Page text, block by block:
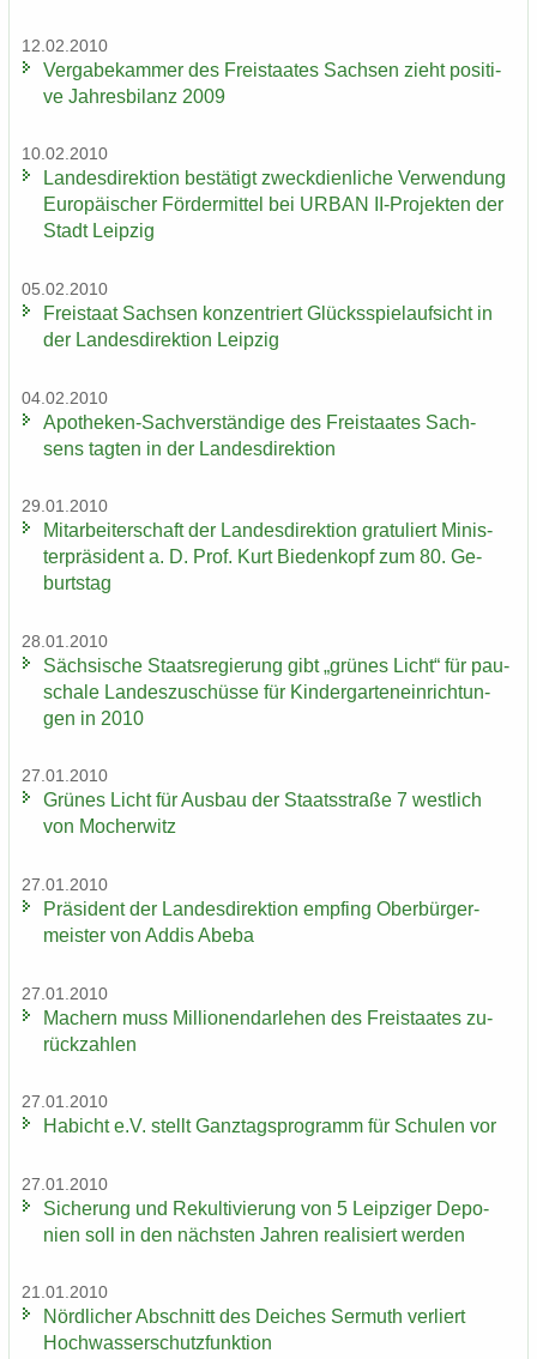
12.02.2010
Ver­ga­be­kam­mer des Frei­staa­tes Sach­sen zieht po­si­ti­
ve Jah­res­bi­lanz 2009
10.02.2010
Lan­des­di­rek­ti­on be­stä­tigt zweck­dien­li­che Ver­wen­dung
Eu­ro­päi­scher För­der­mit­tel bei URBAN II-​Projekten der
Stadt Leip­zig
05.02.2010
Frei­staat Sach­sen kon­zen­triert Glücks­spiel­auf­sicht in
der Lan­des­di­rek­ti­on Leip­zig
04.02.2010
Apotheken-​Sachverständige des Frei­staa­tes Sach­
sens tag­ten in der Lan­des­di­rek­ti­on
29.01.2010
Mit­ar­bei­ter­schaft der Lan­des­di­rek­ti­on gra­tu­liert Mi­nis­
ter­prä­si­dent a. D. Prof. Kurt Bie­den­kopf zum 80. Ge­
burts­tag
28.01.2010
Säch­si­sche Staats­re­gie­rung gibt „grü­nes Licht“ für pau­
scha­le Lan­des­zu­schüs­se für Kin­der­gar­ten­ein­rich­tun­
gen in 2010
27.01.2010
Grü­nes Licht für Aus­bau der Staats­stra­ße 7 west­lich
von Mo­cher­witz
27.01.2010
Prä­si­dent der Lan­des­di­rek­ti­on emp­fing Ober­bür­ger­
meis­ter von Addis Abeba
27.01.2010
Ma­chern muss Mil­lio­nen­dar­le­hen des Frei­staa­tes zu­
rück­zah­len
27.01.2010
Ha­bicht e.V. stellt Ganz­tags­pro­gramm für Schu­len vor
27.01.2010
Si­che­rung und Re­kul­ti­vie­rung von 5 Leip­zi­ger De­po­
nien soll in den nächs­ten Jah­ren rea­li­siert wer­den
21.01.2010
Nörd­li­cher Ab­schnitt des Dei­ches Ser­muth ver­liert
Hoch­was­ser­schutz­funk­ti­on